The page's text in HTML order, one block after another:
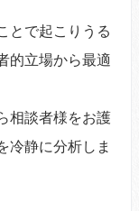
とで起こりうる
的立場から最適
相談者様をお護
冷静に分析しま